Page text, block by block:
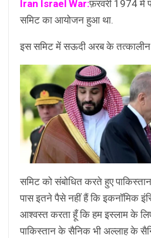
Iran Israel War:फ़रवरी 1974 में
समिट का आयोजन हुआ था.
इस समिट में सऊदी अरब के
समिट को संबोधित करते हुए
पास इतने पैसे नहीं हैं कि इकनॉमिक
आश्वस्त करता हूँ कि हम इस्लाम के
पाकिस्तान के सैनिक भी अल्लाह के